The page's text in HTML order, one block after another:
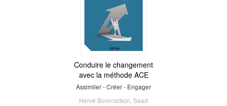
Conduire le changement
avec la méthode ACE
Assimiler - Créer - Engager
Hervé Borensztejn Saad